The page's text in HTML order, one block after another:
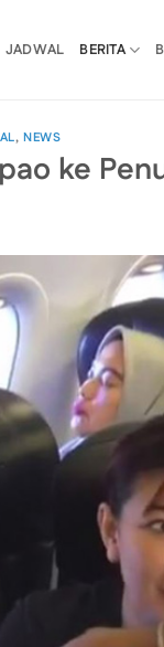
JADWAL BERITA
,NEWS
ke